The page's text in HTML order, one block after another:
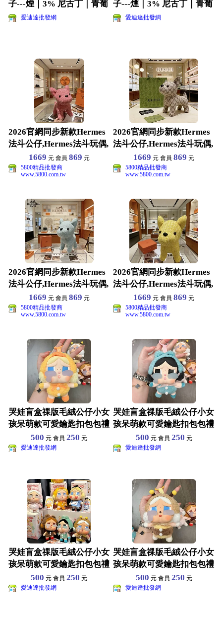
子---煙｜3% 尼古丁｜青葡
萄冰 /愛迪達批發網
子---煙｜3% 尼古丁｜青葡
萄冰 /愛迪達批發網
2026官網同步新款Hermes
法斗公仔,Hermes法斗玩偶,
1669 元 會員 869 元
5800精品批發商
www.5800.com.tw
2026官網同步新款Hermes
法斗公仔,Hermes法斗玩偶,
1669 元 會員869 元
5800精品批發商
www.5800.com.tw
2026官網同步新款Hermes
法斗公仔,Hermes法斗玩偶,
1669 元 會員 869 元
5800精品批發商
www.5800.com.tw
2026官網同步新款Hermes
法斗公仔,Hermes法斗玩偶,
1669 元 會員869 元
5800精品批發商
www.5800.com.tw
哭娃盲盒祼版毛絨公仔小女
孩呆萌款可愛鑰匙扣包包禮
品掛玩偶擺件
500 元 會員250 元
愛迪達批發網
哭娃盲盒祼版毛絨公仔小女
孩呆萌款可愛鑰匙扣包包禮
品掛玩偶擺件
500 元 會員 250 元
愛迪達批發網
哭娃盲盒祼版毛絨公仔小女
孩呆萌款可愛鑰匙扣包包禮
品掛玩偶擺件
500 元 會員250 元
愛迪達批發網
哭娃盲盒祼版毛絨公仔小女
孩呆萌款可愛鑰匙扣包包禮
品掛玩偶擺件
500 元 會員 250 元
愛迪達批發網